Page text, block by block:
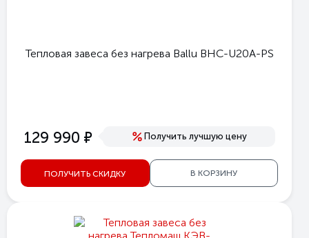
Тепловая завеса без нагрева Ballu BHC-U20A-PS
129 990 е Получить лучшую цену
ПОЛУЧИТЬ СКИДКУ В КОРЗИНУ